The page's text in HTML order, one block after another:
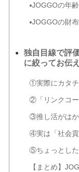
▪JOGGOの年
▪JOGGOの財
独自目線で評
に絞ってお伝
①実際にカタ
②「リンクコ
③推し活がは
④実は「社会
⑤ちょっとした
【まとめ】